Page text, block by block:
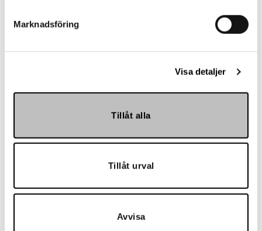
Marknadsföring
Visa detaljer
Tillåt alla
Tillåt urval
Avvisa
Hemmakväll